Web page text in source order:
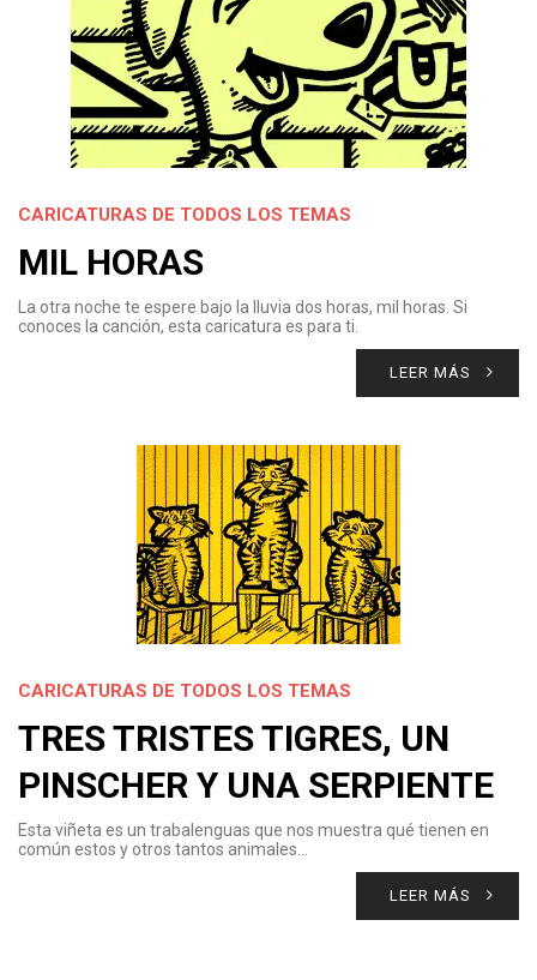
CARICATURAS DE TODOS LOS TEMAS
MIL HORAS
La otra noche te espere bajo la lluvia dos horas, mil horas. Si
conoces la canción, esta caricatura es para ti.
LEER MÁS
CARICATURAS DE TODOS LOS TEMAS
TRES TRISTES TIGRES, UN
PINSCHER Y UNA SERPIENTE
Esta viñeta es un trabalenguas que nos muestra qué tienen en
común estos y otros tantos animales…
LEER MÁS